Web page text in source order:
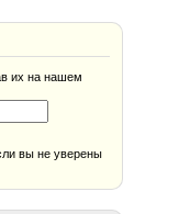
их на нашем
вы не уверены